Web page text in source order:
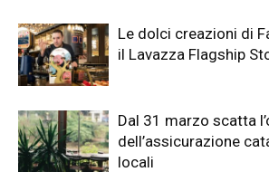
Le dolci creazioni di
il Lavazza Flagship
Dal 31 marzo scatta
dell’assicurazione
locali